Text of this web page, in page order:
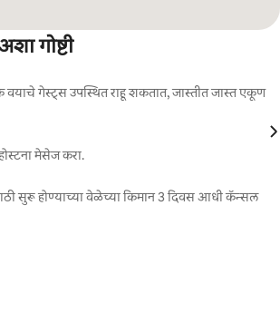
गोष्टी
गेस्ट्स उपस्थित राहू शकतात, जास्तीत जास्त एकूण
मेसेज करा.
सुरू होण्याच्या वेळेच्या किमान 3 दिवस आधी कॅन्सल